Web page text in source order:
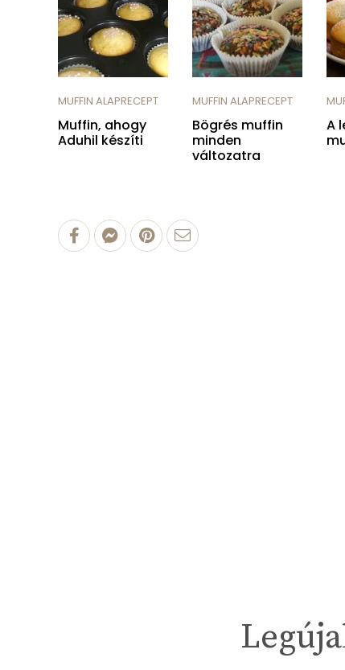
MUFFIN ALAPRECEPT
Muffin, ahogy
Aduhil készíti
MUFFIN ALAPRECEPT
Bögrés muffin
minden
változatra
A